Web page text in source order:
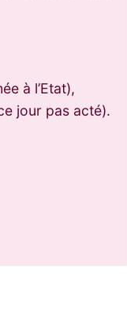
à l’Etat),
jour pas acté).